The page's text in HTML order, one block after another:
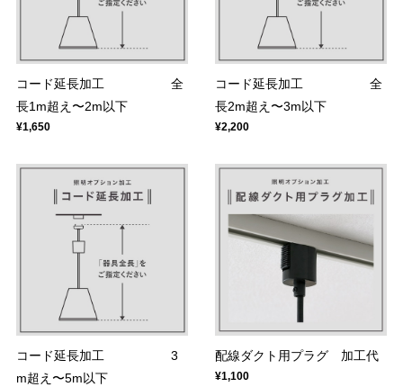
コード延長加工 全
長1m超え〜2m以下
¥1,650
コード延長加工 全
長2m超え〜3m以下
¥2,200
コード延長加工 3
m超え〜5m以下
配線ダクト用プラグ 加工代
¥1,100